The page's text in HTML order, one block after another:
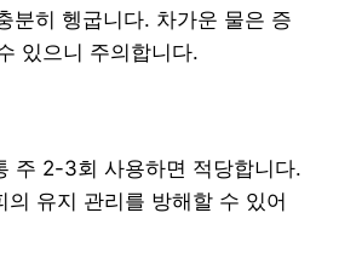
분히 헹굽니다. 차가운 물은 증
있으니 주의합니다.
주 2-3회 사용하면 적당합니다.
의 유지 관리를 방해할 수 있어